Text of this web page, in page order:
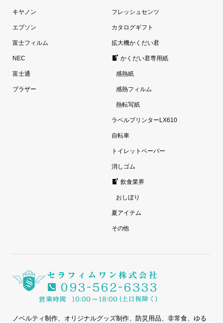
キヤノン
エプソン
富士フィルム
NEC
富士通
ブラザー
フレッシュセンツ
カタログギフト
拡大機かくだい君
かくだい君専用紙
感熱紙
感熱フィルム
熱転写紙
ラベルプリンターLX610
自転車
トイレットペーパー
消しゴム
飲食業界
おしぼり
夏アイテム
その他
ノベルティ制作、オリジナルグッズ制作、防災用品、非常食、ゆる